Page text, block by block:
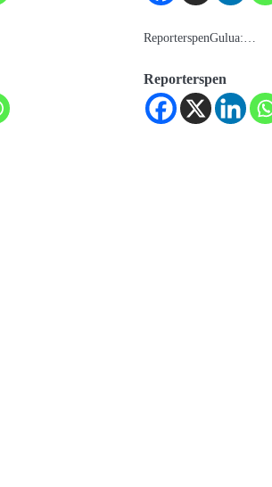
ReporterspenGulua:…
Reporterspen